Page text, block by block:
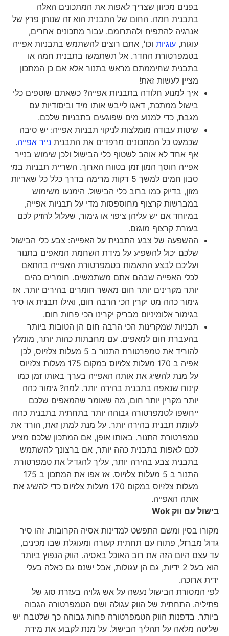
בפנים מכיוון שצריך לאפות את המתכונים האלה
בתבנית חמה. החום של התבנית הוא זה שנותן פרץ של
אנרגיה להתפיח ולהתרומם. עבור מתכונים אחרים,
עוגות,עוגיותוכו‘, אתם רוצים להשתמש בתבניות אפייה
בטמפרטורת החדר. אל תשתמשו בתבנית חמה או
בתבנית שחיממתם מראש בתנור אלא אם כן המתכון
מציין לעשות זאת!
איך למנוע חלודה בתבניות אפייה? כשאתם שוטפים כלי
בישול ממתכת, דאגו לייבש אותו מיד וביסודיות עם
מגבת, כדי למנוע מים שפוגעים בתבניות שלכם.
שיטות עבודה מומלצות לניקוי תבניות אפייה: יש סיבה
שכמעט כל המתכונים מרפדים את התבניתנייר אפייה.
אף אחד לא אוהב לשטוף כלי הבישול ולכן שימוש בנייר
אפייה חוסך המון זמן בטווח הארוך. השריית תבניות במי
סבון חמים למשך 5 דקות מרימה בדרך כלל כל שאריות
מזון, בדיוק כמו ברוב כלי הבישול. הימנעו משימוש
במברשות קרצוף מחוספסות מדי על תבניות אפייה,
במיוחד אם יש עליהן ציפוי או גימור, שעלול להזיק לכם
בעזרת קרצוף מוגזם.
ההשפעה של צבע התבנית על האפייה: צבע כלי הבישול
שלכם יכול להשפיע על מידת השחמת המאפים בתנור
ועליכם לבצע התאמות בטמפרטורת האפייה בהתאם
לכלי האפייה שבהם אתם משתמשים. חומרים כהים
יותר מקרינים יותר חום מאשר חומרים בהירים יותר. אז
גימור כהה מט יקרין הכי הרבה חום, ואילו תבנית או סיר
בגימור אלומיניום מבריק יקרינו הכי פחות חום.
תבניות שמקרינות הכי הרבה חום הן הטובות ביותר
בהעברת חום למאפים. עם מחבתות כהות יותר, מומלץ
להוריד את טמפרטורת התנור ב 5 מעלות צלזיוס, לכן
אפיה ב 170 מעלות צלזיוס במקום 175 מעלות צלזיוס
על מנת להשיג את אותה האפייה בערך באותו זמן כמו
קינוח שנאפה בתבנית בהירה יותר. למה? גימור כהה
יותר מקרין יותר חום, מה שאומר שהמאפים שלכם
ייחשפו לטמפרטורה גבוהה יותר בתחתית בתבנית כהה
לעומת תבנית בהירה יותר. על מנת למתן זאת, הורד את
טמפרטורת התנור. באותו אופן, אם המתכון שלכם מציע
לכם לאפות בתבנית כהה יותר, אם ברצונך להשתמש
בתבנית צבע בהירה יותר, עליך להגדיל את טמפרטורת
התנור ב 5 מעלות צלזיוס. אז אפו את המתכון ב 175
מעלות צלזיוס במקום 170 מעלות צלזיוס כדי להשיג את
אותה האפייה.
בישול עם ווקWok
מקורו בסין ומשם התפשט למדינות אסיה הקרובות. זהו סיר
גדול מברזל, פתוח עם תחתית קעורה ומעוגלת שבו מכינים,
עד עצם היום הזה את רוב האוכל באסיה. הווק הנפוץ ביותר
הוא בעל 2 ידיות, גם הן עגולות, אבל ישנם גם כאלה בעלי
ידית ארוכה.
לפי המסורת הבישול נעשה על אש גלויה בעזרת סוג של
פתיליה. התחתית של הווק עגולה ושם הטמפרטורה הגבוה
ביותר. בדפנות הווק הטמפרטורה פחות גבוהה כך שלטבח יש
שליטה מלאה על תהליך הבישול. על מנת לקבוע את מידת